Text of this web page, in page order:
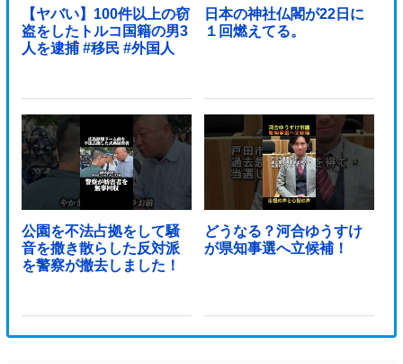
【ヤバい】100件以上の窃
盗をしたトルコ国籍の男3
人を逮捕 #移民 #外国人
日本の神社仏閣が22日に
１回燃えてる。
公園を不法占拠をして騒
音を撒き散らした反対派
を警察が撤去しました！
どうなる？河合ゆうすけ
が県知事選へ立候補！